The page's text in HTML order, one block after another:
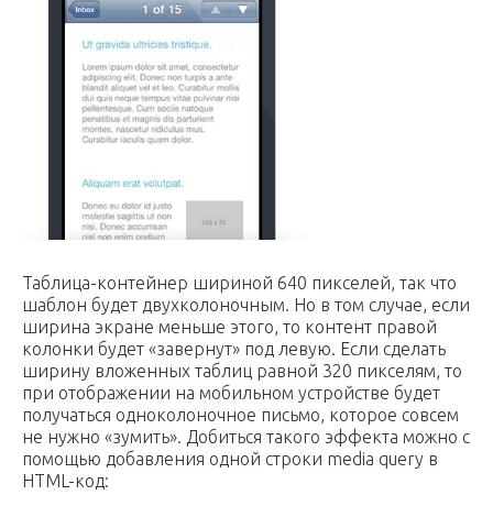
Таблица-контейнер шириной 640 пикселей, так что
шаблон будет двухколоночным. Но в том случае, если
ширина экране меньше этого, то контент правой
колонки будет «завернут» под левую. Если сделать
ширину вложенных таблиц равной 320 пикселям, то
при отображении на мобильном устройстве будет
получаться одноколоночное письмо, которое совсем
не нужно «зумить». Добиться такого эффекта можно с
помощью добавления одной строки media query в
HTML-код: